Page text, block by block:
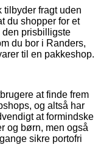
tilbyder fragt uden
du shopper for et
den prisbilligste
du bor i Randers,
til en pakkeshop.
at finde frem
og altså har
at formindske
og børn, men også
sikre portofri